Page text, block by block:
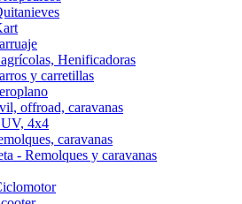
Henificadoras
y carretillas
offroad, caravanas
4x4
caravanas
- Remolques y caravanas